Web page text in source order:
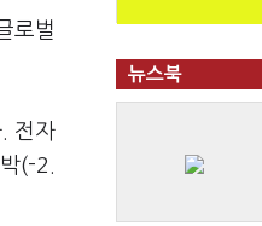
로벌
. 전자
(-2.
뉴스북